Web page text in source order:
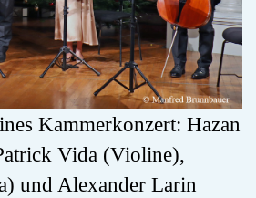
Kammerkonzert: Hazan
Vida (Violine),
und Alexander Larin